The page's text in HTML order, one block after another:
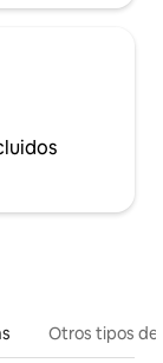
Otros tipos de